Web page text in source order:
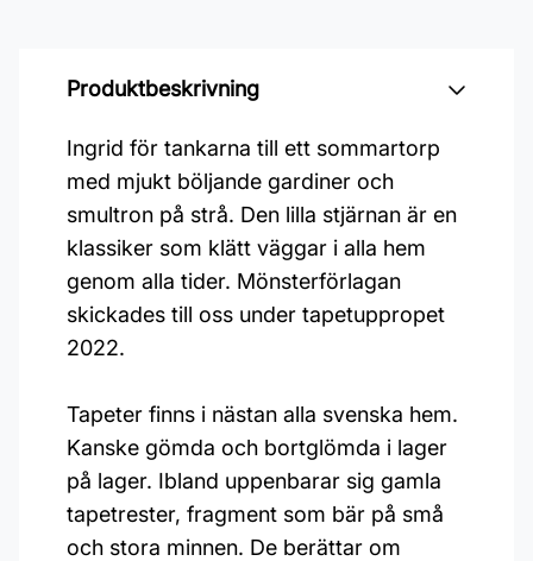
Produktbeskrivning
Ingrid för tankarna till ett sommartorp
med mjukt böljande gardiner och
smultron på strå. Den lilla stjärnan är en
klassiker som klätt väggar i alla hem
genom alla tider. Mönsterförlagan
skickades till oss under tapetuppropet
2022.
Tapeter finns i nästan alla svenska hem.
Kanske gömda och bortglömda i lager
på lager. Ibland uppenbarar sig gamla
tapetrester, fragment som bär på små
och stora minnen. De berättar om